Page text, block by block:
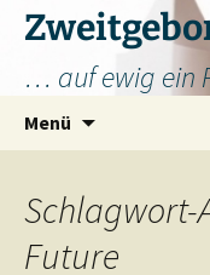
Zum
Inhalt
springen
… auf ewig ein
Menü
Schlagwort-
Future